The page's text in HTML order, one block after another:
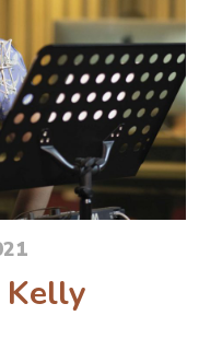
Kelly